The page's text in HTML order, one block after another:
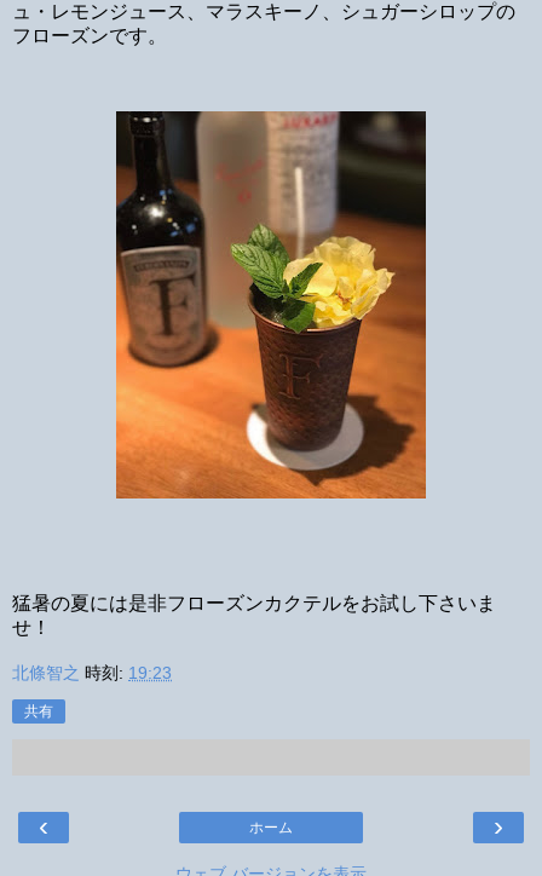
ュ・レモンジュース、マラスキーノ、シュガーシロップの
フローズンです。
猛暑の夏には是非フローズンカクテルをお試し下さいま
せ！
北條智之 時刻: 19:23
共有
‹ ›
ホーム